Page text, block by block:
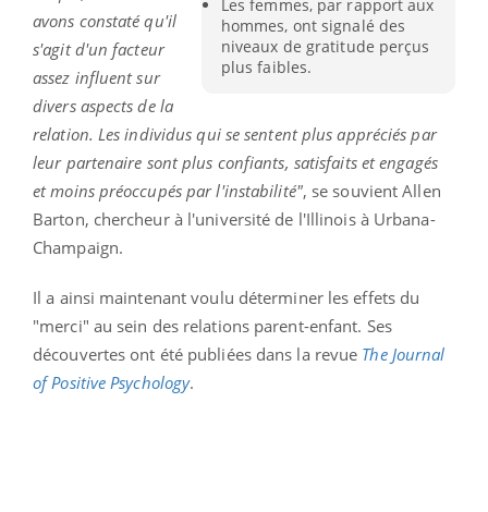
Les femmes, par rapport aux
hommes, ont signalé des
niveaux de gratitude perçus
plus faibles.
avons constaté qu'il
s'agit d'un facteur
assez influent sur
divers aspects de la
relation. Les individus qui se sentent plus appréciés par
leur partenaire sont plus confiants, satisfaits et engagés
et moins préoccupés par l'instabilité", se souvient Allen
Barton, chercheur à l'université de l'Illinois à Urbana-
Champaign.
Il a ainsi maintenant voulu déterminer les effets du
"merci" au sein des relations parent-enfant. Ses
découvertes ont été publiées dans la revue The Journal
of Positive Psychology.